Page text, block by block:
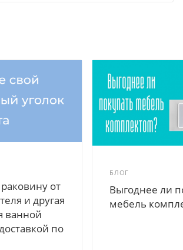
от
и другая
ванной
по
БЛОГ
Выгоднее ли
мебель